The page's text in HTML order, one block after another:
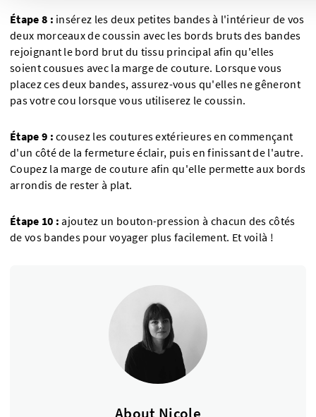
Étape 8 : insérez les deux petites bandes à l'intérieur de vos
deux morceaux de coussin avec les bords bruts des bandes
rejoignant le bord brut du tissu principal afin qu'elles
soient cousues avec la marge de couture. Lorsque vous
placez ces deux bandes, assurez-vous qu'elles ne gêneront
pas votre cou lorsque vous utiliserez le coussin.
Étape 9 : cousez les coutures extérieures en commençant
d'un côté de la fermeture éclair, puis en finissant de l'autre.
Coupez la marge de couture afin qu'elle permette aux bords
arrondis de rester à plat.
Étape 10 : ajoutez un bouton-pression à chacun des côtés
de vos bandes pour voyager plus facilement. Et voilà !
About Nicole